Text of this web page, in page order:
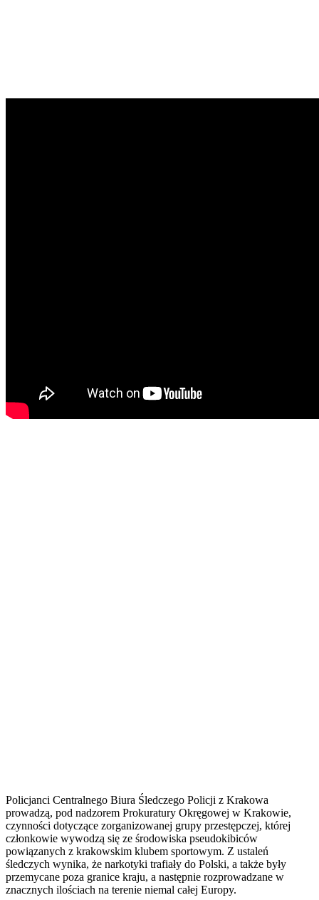
Policjanci Centralnego Biura Śledczego Policji z Krakowa
prowadzą, pod nadzorem Prokuratury Okręgowej w Krakowie,
czynności dotyczące zorganizowanej grupy przestępczej, której
członkowie wywodzą się ze środowiska pseudokibiców
powiązanych z krakowskim klubem sportowym. Z ustaleń
śledczych wynika, że narkotyki trafiały do Polski, a także były
przemycane poza granice kraju, a następnie rozprowadzane w
znacznych ilościach na terenie niemal całej Europy.